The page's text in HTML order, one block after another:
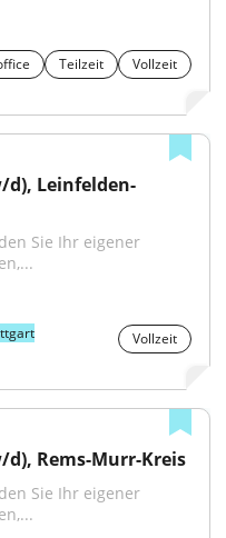
Teilzeit
Vollzeit
d), Leinfelden-
Sie Ihr eigener
Vollzeit
Rems-Murr-Kreis
Sie Ihr eigener